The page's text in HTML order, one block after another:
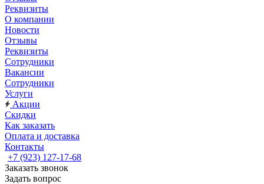
Реквизиты
О компании
Новости
Отзывы
Реквизиты
Сотрудники
Вакансии
Сотрудники
Услуги
Акции
Скидки
Как заказать
Оплата и доставка
Контакты
+7 (923) 127-17-68
Заказать звонок
Задать вопрос